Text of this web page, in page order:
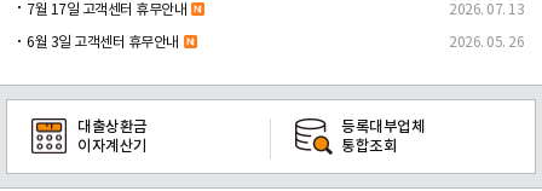
7월 17일 고객센터 휴무안내 2026. 07. 13
6월 3일 고객센터 휴무안내 2026. 05. 26
대출상환금
이자계산기
등록대부업체
통합조회